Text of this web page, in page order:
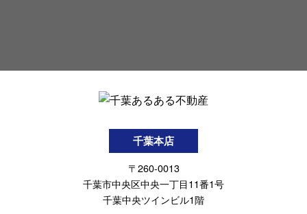
千葉本店
〒260-0013
千葉市中央区中央一丁目11番1号
千葉中央ツインビル1階